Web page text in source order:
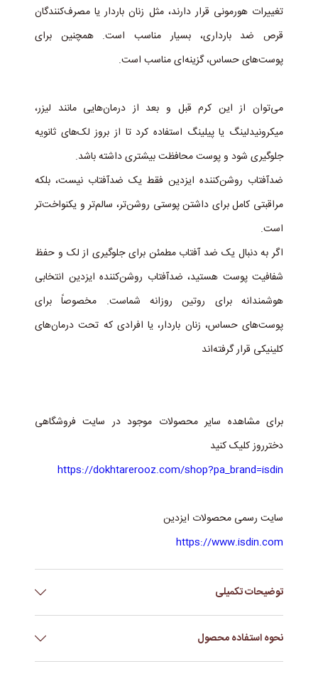
تغییرات هورمونی قرار دارند، مثل زنان باردار یا مصرف‌کنندگان
قرص ضد بارداری، بسیار مناسب است. همچنین برای
پوست‌های حساس، گزینه‌ای مناسب است.
می‌توان از این کرم قبل و بعد از درمان‌هایی مانند لیزر،
میکرونیدلینگ یا پیلینگ استفاده کرد تا از بروز لک‌های ثانویه
جلوگیری شود و پوست محافظت بیشتری داشته باشد.
ضدآفتاب روشن‌کننده ایزدین فقط یک ضدآفتاب نیست، بلکه
مراقبتی کامل برای داشتن پوستی روشن‌تر، سالم‌تر و یکنواخت‌تر
است.
اگر به دنبال یک ضد آفتاب مطمئن برای جلوگیری از لک و حفظ
شفافیت پوست هستید، ضدآفتاب روشن‌کننده ایزدین انتخابی
هوشمندانه برای روتین روزانه شماست. مخصوصاً برای
پوست‌های حساس، زنان باردار، یا افرادی که تحت درمان‌های
کلینیکی قرار گرفته‌اند
برای مشاهده سایر محصولات موجود در سایت فروشگاهی
دخترروز کلیک کنید
https://dokhtarerooz.com/shop?pa_brand=isdin
سایت رسمی محصولات ایزدین
https://www.isdin.com
توضیحات تکمیلی
برند
ISDIN
کشور ساخت
نحوه استفاده محصول
روزانه پس از اتمام روتین پوستی برای محافظت از پوست خود